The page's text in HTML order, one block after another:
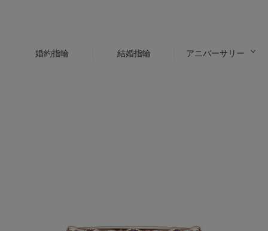
婚約指輪 結婚指輪 アニバーサリー